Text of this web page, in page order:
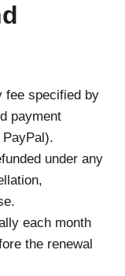
fee specified by
payment
under any
each month
the renewal